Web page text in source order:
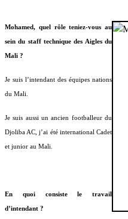
Mohamed, quel rôle teniez-vous au
sein du staff technique des Aigles du
Mali ?
Je suis l’intendant des équipes nations
du Mali.
Je suis aussi un ancien footballeur du
Djoliba AC, j’ai été international Cadet
et junior au Mali.
En quoi consiste le travail
d’intendant ?